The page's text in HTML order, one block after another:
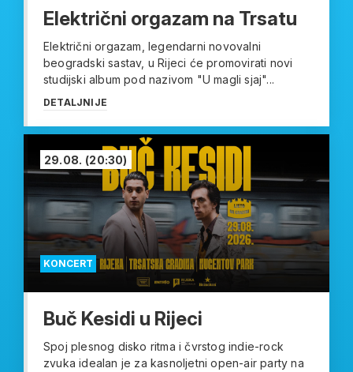
Električni orgazam na Trsatu
Električni orgazam, legendarni novovalni
beogradski sastav, u Rijeci će promovirati novi
studijski album pod nazivom "U magli sjaj"...
DETALJNIJE
KONCERT
29.08. (20:30)
Buč Kesidi u Rijeci
Spoj plesnog disko ritma i čvrstog indie-rock
zvuka idealan je za kasnoljetni open-air party na